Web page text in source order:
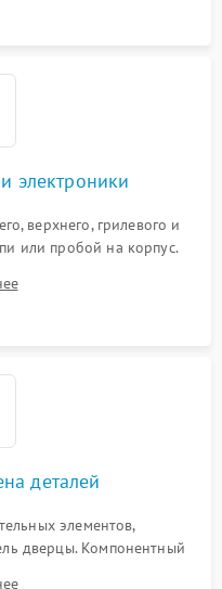
электроники
верхнего, грилевого и
или пробой на корпус.
температуры,
конвекции.
деталей
элементов,
дверцы. Компонентный